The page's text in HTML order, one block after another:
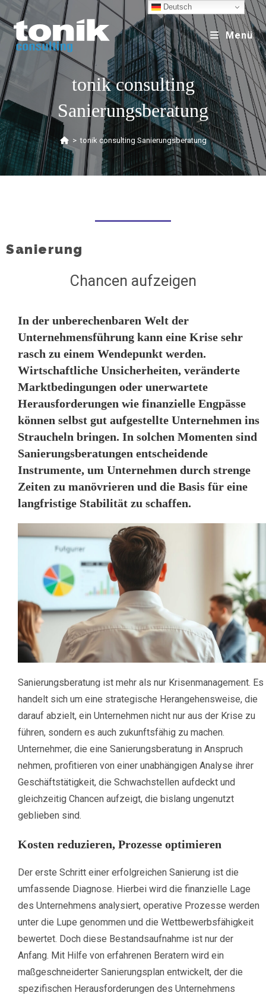
Menü
tonik consulting
Sanierungsberatung
> tonik consulting Sanierungsberatung
Sanierung
Chancen aufzeigen
In der unberechenbaren Welt der
Unternehmensführung kann eine Krise sehr
rasch zu einem Wendepunkt werden.
Wirtschaftliche Unsicherheiten, veränderte
Marktbedingungen oder unerwartete
Herausforderungen wie finanzielle Engpässe
können selbst gut aufgestellte Unternehmen ins
Straucheln bringen. In solchen Momenten sind
Sanierungsberatungen entscheidende
Instrumente, um Unternehmen durch strenge
Zeiten zu manövrieren und die Basis für eine
langfristige Stabilität zu schaffen.
Sanierungsberatung ist mehr als nur Krisenmanagement. Es
handelt sich um eine strategische Herangehensweise, die
darauf abzielt, ein Unternehmen nicht nur aus der Krise zu
führen, sondern es auch zukunftsfähig zu machen.
Unternehmer, die eine Sanierungsberatung in Anspruch
nehmen, profitieren von einer unabhängigen Analyse ihrer
Geschäftstätigkeit, die Schwachstellen aufdeckt und
gleichzeitig Chancen aufzeigt, die bislang ungenutzt
geblieben sind.
Kosten reduzieren, Prozesse optimieren
Der erste Schritt einer erfolgreichen Sanierung ist die
umfassende Diagnose. Hierbei wird die finanzielle Lage
des Unternehmens analysiert, operative Prozesse werden
unter die Lupe genommen und die Wettbewerbsfähigkeit
bewertet. Doch diese Bestandsaufnahme ist nur der
Anfang. Mit Hilfe von erfahrenen Beratern wird ein
maßgeschneiderter Sanierungsplan entwickelt, der die
spezifischen Herausforderungen des Unternehmens
Deutsch